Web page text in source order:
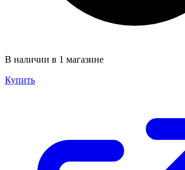
В наличии в 1 магазине
Купить